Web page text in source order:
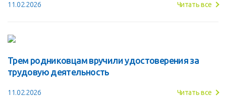
11.02.2026 Читать все
Трем родниковцам вручили удостоверения за
трудовую деятельность
11.02.2026 Читать все